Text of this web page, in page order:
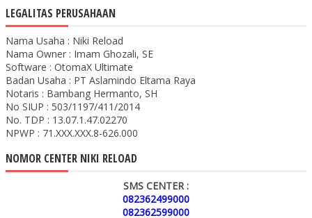
LEGALITAS PERUSAHAAN
Nama Usaha : Niki Reload
Nama Owner : Imam Ghozali, SE
Software : OtomaX Ultimate
Badan Usaha : PT Aslamindo Eltama Raya
Notaris : Bambang Hermanto, SH
No SIUP : 503/1197/411/2014
No. TDP : 13.07.1.47.02270
NPWP : 71.XXX.XXX.8-626.000
NOMOR CENTER NIKI RELOAD
SMS CENTER :
082362499000
082362599000